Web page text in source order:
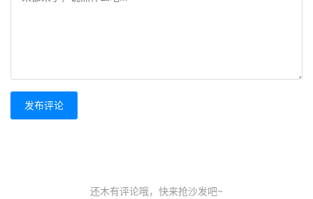
发布评论
还木有评论哦，快来抢沙发吧~